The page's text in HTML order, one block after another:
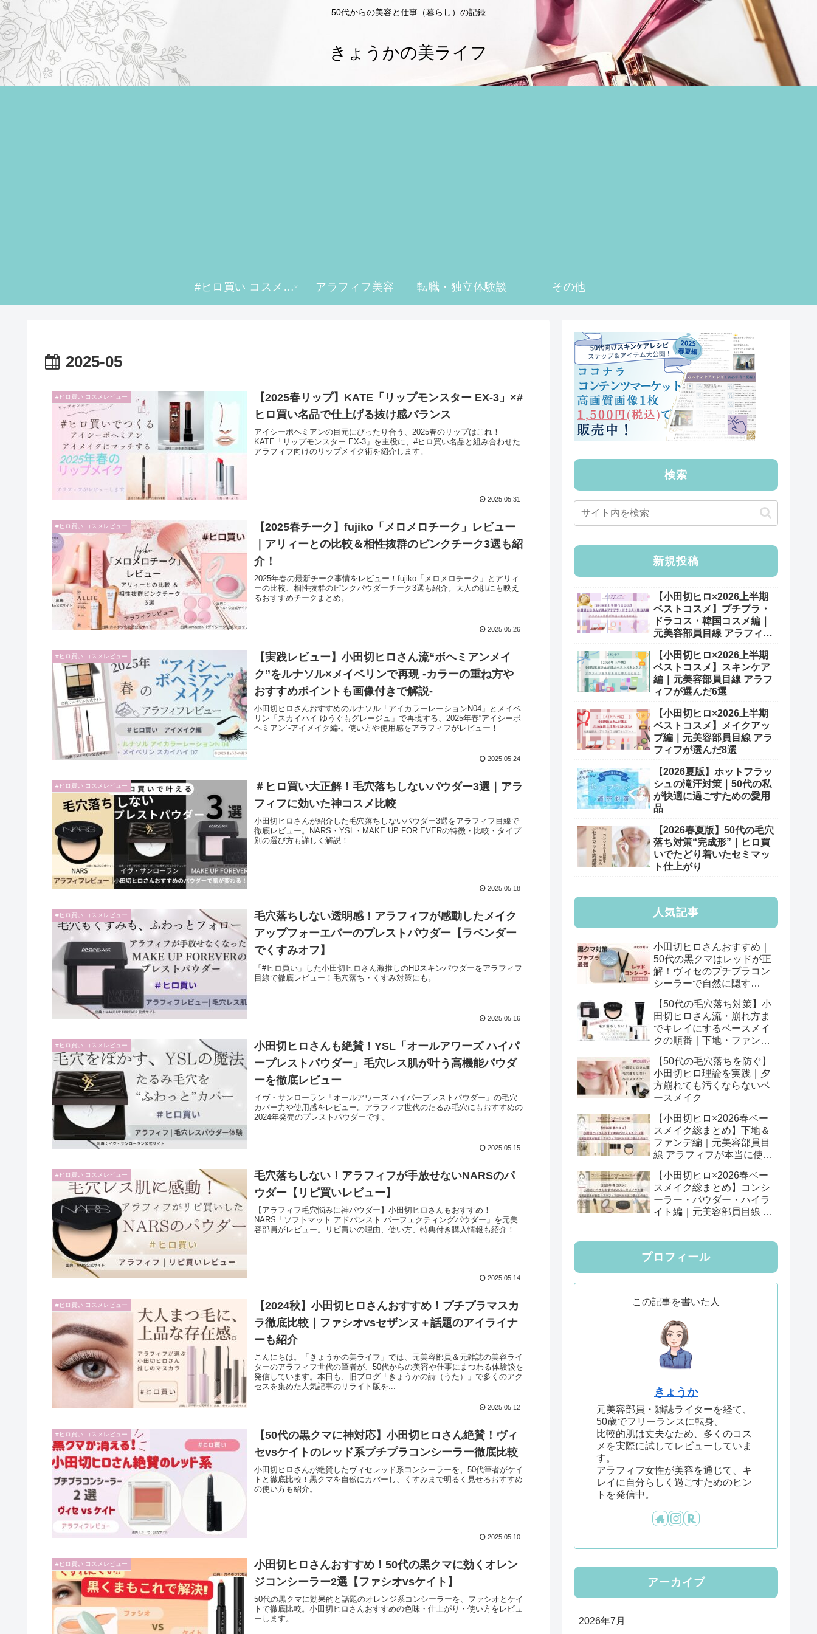
50代からの美容と仕事（暮らし）の記録
きょうかの美ライフ
#ヒロ買い コスメレビュー アラフィフ美容 転職・独立体験談 その他
2025-05
#ヒロ買い コスメレビュー
【2025春リップ】KATE「リップモンスター EX-3」×#
ヒロ買い名品で仕上げる抜け感バランス
アイシーボヘミアンの目元にぴったり合う、2025春のリップはこれ！
KATE「リップモンスター EX-3」を主役に、#ヒロ買い名品と組み合わせた
アラフィフ向けのリップメイク術を紹介します。
2025.05.31
#ヒロ買い コスメレビュー
【2025春チーク】fujiko「メロメロチーク」レビュー
｜アリィーとの比較＆相性抜群のピンクチーク3選も紹
介！
2025年春の最新チーク事情をレビュー！fujiko「メロメロチーク」とアリィ
ーの比較、相性抜群のピンクパウダーチーク3選も紹介。大人の肌にも映え
るおすすめチークまとめ。
2025.05.26
#ヒロ買い コスメレビュー
【実践レビュー】小田切ヒロさん流“ボヘミアンメイ
ク”をルナソル×メイベリンで再現 -カラーの重ね方や
おすすめポイントも画像付きで解説-
小田切ヒロさんおすすめのルナソル「アイカラーレーションN04」とメイベ
リン「スカイハイ ゆうぐもグレージュ」で再現する、2025年春“アイシーボ
ヘミアン”-アイメイク編-。使い方や使用感をアラフィフがレビュー！
2025.05.24
#ヒロ買い コスメレビュー
＃ヒロ買い大正解！毛穴落ちしないパウダー3選｜アラ
フィフに効いた神コスメ比較
小田切ヒロさんが紹介した毛穴落ちしないパウダー3選をアラフィフ目線で
徹底レビュー。NARS・YSL・MAKE UP FOR EVERの特徴・比較・タイプ
別の選び方も詳しく解説！
2025.05.18
#ヒロ買い コスメレビュー
毛穴落ちしない透明感！アラフィフが感動したメイク
アップフォーエバーのプレストパウダー【ラベンダー
でくすみオフ】
「#ヒロ買い」した小田切ヒロさん激推しのHDスキンパウダーをアラフィフ
目線で徹底レビュー！毛穴落ち・くすみ対策にも。
2025.05.16
#ヒロ買い コスメレビュー
小田切ヒロさんも絶賛！YSL「オールアワーズ ハイパ
ープレストパウダー」毛穴レス肌が叶う高機能パウダ
ーを徹底レビュー
イヴ・サンローラン「オールアワーズ ハイパープレストパウダー」の毛穴
カバー力や使用感をレビュー。アラフィフ世代のたるみ毛穴にもおすすめの
2024年発売のプレストパウダーです。
2025.05.15
#ヒロ買い コスメレビュー
毛穴落ちしない！アラフィフが手放せないNARSのパ
ウダー【リピ買いレビュー】
【アラフィフ毛穴悩みに神パウダー】小田切ヒロさんもおすすめ！
NARS「ソフトマット アドバンスト パーフェクティングパウダー」を元美
容部員がレビュー。リピ買いの理由、使い方、特典付き購入情報も紹介！
2025.05.14
#ヒロ買い コスメレビュー
【2024秋】小田切ヒロさんおすすめ！プチプラマスカ
ラ徹底比較｜ファシオvsセザンヌ＋話題のアイライナ
ーも紹介
こんにちは。「きょうかの美ライフ」では、元美容部員＆元雑誌の美容ライ
ターのアラフィフ世代の筆者が、50代からの美容や仕事にまつわる体験談を
発信しています。本日も、旧ブログ「きょうかの詩（うた）」で多くのアク
セスを集めた人気記事のリライト版を...
2025.05.12
#ヒロ買い コスメレビュー
【50代の黒クマに神対応】小田切ヒロさん絶賛！ヴィ
セvsケイトのレッド系プチプラコンシーラー徹底比較
小田切ヒロさんが絶賛したヴィセレッド系コンシーラーを、50代筆者がケイ
トと徹底比較！黒クマを自然にカバーし、くすみまで明るく見せるおすすめ
の使い方も紹介。
2025.05.10
#ヒロ買い コスメレビュー
小田切ヒロさんおすすめ！50代の黒クマに効くオレン
ジコンシーラー2選【ファシオvsケイト】
50代の黒クマに効果的と話題のオレンジ系コンシーラーを、ファシオとケイ
トで徹底比較。小田切ヒロさんおすすめの色味・仕上がり・使い方をレビュ
ーします。
検索
新規投稿
【小田切ヒロ×2026上半期
ベストコスメ】プチプラ・
ドラコス・韓国コスメ編｜
元美容部員目線 アラフィフ
【小田切ヒロ×2026上半期
ベストコスメ】スキンケア
編｜元美容部員目線 アラフ
ィフが選んだ6選
【小田切ヒロ×2026上半期
ベストコスメ】メイクアッ
プ編｜元美容部員目線 アラ
フィフが選んだ8選
【2026夏版】ホットフラッ
シュの滝汗対策｜50代の私
が快適に過ごすための愛用
品
【2026春夏版】50代の毛穴
落ち対策“完成形”｜ヒロ買
いでたどり着いたセミマッ
ト仕上がり
人気記事
小田切ヒロさんおすすめ｜
50代の黒クマはレッドが正
解！ヴィセのプチプラコン
シーラーで自然に隠す
【50代の毛穴落ち対策】小
田切ヒロさん流・崩れ方ま
でキレイにするベースメイ
クの順番｜下地・ファン
【50代の毛穴落ちを防ぐ】
小田切ヒロ理論を実践｜夕
方崩れても汚くならないベ
ースメイク
【小田切ヒロ×2026春ベー
スメイク総まとめ】下地＆
ファンデ編｜元美容部員目
線 アラフィフが本当に使え
【小田切ヒロ×2026春ベー
スメイク総まとめ】コンシ
ーラー・パウダー・ハイラ
イト編｜元美容部員目線 ア
プロフィール
この記事を書いた人
きょうか
元美容部員・雑誌ライターを経て、
50歳でフリーランスに転身。
比較的肌は丈夫なため、多くのコス
メを実際に試してレビューしていま
す。
アラフィフ女性が美容を通じて、キ
レイに自分らしく過ごすためのヒン
トを発信中。
アーカイブ
2026年7月